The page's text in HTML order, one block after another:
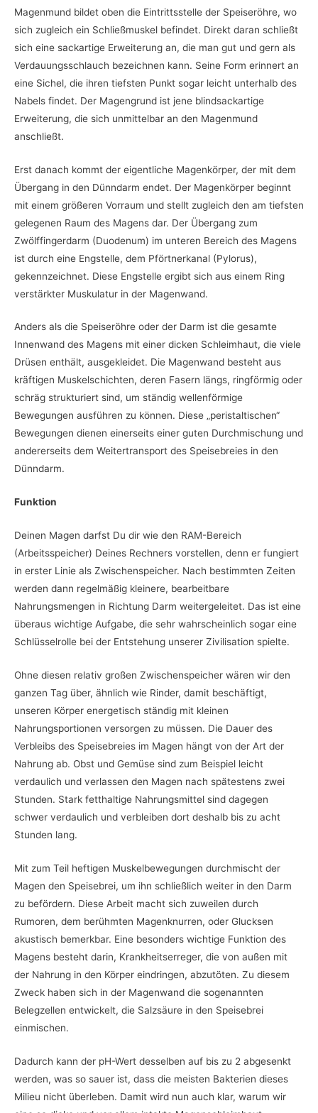
Magenmund bildet oben die Eintrittsstelle der Speiseröhre, wo
sich zugleich ein Schließmuskel befindet. Direkt daran schließt
sich eine sackartige Erweiterung an, die man gut und gern als
Verdauungsschlauch bezeichnen kann. Seine Form erinnert an
eine Sichel, die ihren tiefsten Punkt sogar leicht unterhalb des
Nabels findet. Der Magengrund ist jene blindsackartige
Erweiterung, die sich unmittelbar an den Magenmund
anschließt.
Erst danach kommt der eigentliche Magenkörper, der mit dem
Übergang in den Dünndarm endet. Der Magenkörper beginnt
mit einem größeren Vorraum und stellt zugleich den am tiefsten
gelegenen Raum des Magens dar. Der Übergang zum
Zwölffingerdarm (Duodenum) im unteren Bereich des Magens
ist durch eine Engstelle, dem Pförtnerkanal (Pylorus),
gekennzeichnet. Diese Engstelle ergibt sich aus einem Ring
verstärkter Muskulatur in der Magenwand.
Anders als die Speiseröhre oder der Darm ist die gesamte
Innenwand des Magens mit einer dicken Schleimhaut, die viele
Drüsen enthält, ausgekleidet. Die Magenwand besteht aus
kräftigen Muskelschichten, deren Fasern längs, ringförmig oder
schräg strukturiert sind, um ständig wellenförmige
Bewegungen ausführen zu können. Diese „peristaltischen“
Bewegungen dienen einerseits einer guten Durchmischung und
andererseits dem Weitertransport des Speisebreies in den
Dünndarm.
Funktion
Deinen Magen darfst Du dir wie den RAM-Bereich
(Arbeitsspeicher) Deines Rechners vorstellen, denn er fungiert
in erster Linie als Zwischenspeicher. Nach bestimmten Zeiten
werden dann regelmäßig kleinere, bearbeitbare
Nahrungsmengen in Richtung Darm weitergeleitet. Das ist eine
überaus wichtige Aufgabe, die sehr wahrscheinlich sogar eine
Schlüsselrolle bei der Entstehung unserer Zivilisation spielte.
Ohne diesen relativ großen Zwischenspeicher wären wir den
ganzen Tag über, ähnlich wie Rinder, damit beschäftigt,
unseren Körper energetisch ständig mit kleinen
Nahrungsportionen versorgen zu müssen. Die Dauer des
Verbleibs des Speisebreies im Magen hängt von der Art der
Nahrung ab. Obst und Gemüse sind zum Beispiel leicht
verdaulich und verlassen den Magen nach spätestens zwei
Stunden. Stark fetthaltige Nahrungsmittel sind dagegen
schwer verdaulich und verbleiben dort deshalb bis zu acht
Stunden lang.
Mit zum Teil heftigen Muskelbewegungen durchmischt der
Magen den Speisebrei, um ihn schließlich weiter in den Darm
zu befördern. Diese Arbeit macht sich zuweilen durch
Rumoren, dem berühmten Magenknurren, oder Glucksen
akustisch bemerkbar. Eine besonders wichtige Funktion des
Magens besteht darin, Krankheitserreger, die von außen mit
der Nahrung in den Körper eindringen, abzutöten. Zu diesem
Zweck haben sich in der Magenwand die sogenannten
Belegzellen entwickelt, die Salzsäure in den Speisebrei
einmischen.
Dadurch kann der pH-Wert desselben auf bis zu 2 abgesenkt
werden, was so sauer ist, dass die meisten Bakterien dieses
Milieu nicht überleben. Damit wird nun auch klar, warum wir